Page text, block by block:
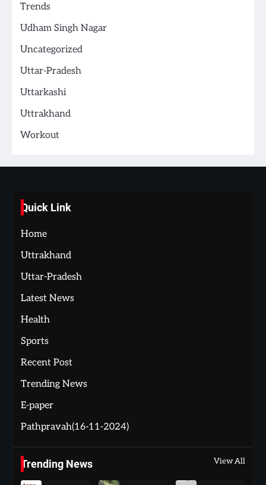
Trends
Udham Singh Nagar
Uncategorized
Uttar-Pradesh
Uttarkashi
Uttrakhand
Workout
Quick Link
Home
Uttrakhand
Uttar-Pradesh
Latest News
Health
Sports
Recent Post
Trending News
E-paper
Pathpravah(16-11-2024)
Trending News View All